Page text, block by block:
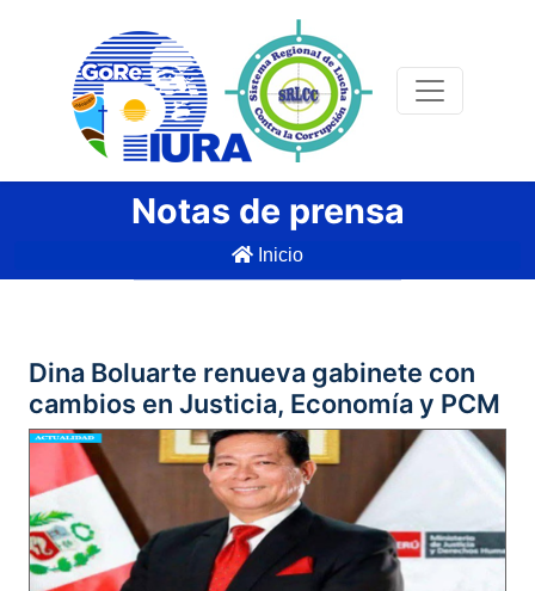
Notas de prensa
Inicio
Dina Boluarte renueva gabinete con
cambios en Justicia, Economía y PCM